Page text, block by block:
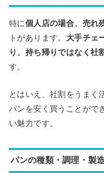
特に個人店の場合、売れ
トがあります。 大手チェ
り、持ち帰りではなく社
す。
とはいえ、社割をうまく
パンを安く買うことがで
い魅力です。
パンの種類・調理・製